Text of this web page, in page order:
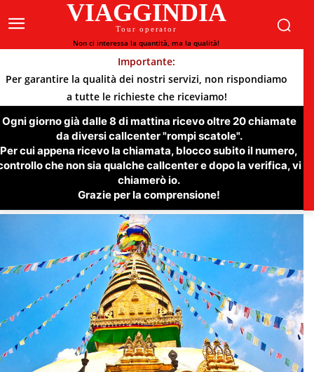
VIAGGINDIA
Tour operator
Non ci interessa la quantità, ma la qualità!
Importante:
Per garantire la qualità dei nostri servizi, non rispondiamo
a tutte le richieste che riceviamo!
Ogni giorno già dalle 8 di mattina ricevo oltre 20 chiamate
da diversi callcenter "rompi scatole".
Per cui appena ricevo la chiamata, blocco subito il numero,
che non sia qualche callcenter e dopo la verifica, vi
chiamerò io.
Grazie per la comprensione!